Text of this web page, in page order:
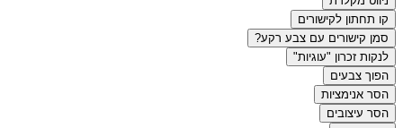
קו תחתון לקישורים
סמן קישורים עם צבע רקע?
לנקות זכרון "עוגיות"
הפוך צבעים
הסר אנימציות
הסר עיצובים